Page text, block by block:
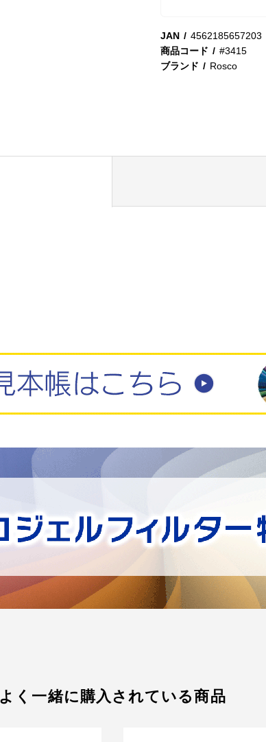
JAN
4562185657203
商品コード
#3415
ブランド
Rosco
よく一緒に購入されている商品